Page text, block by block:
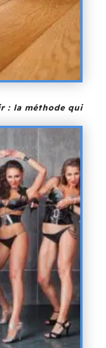
: la méthode qui